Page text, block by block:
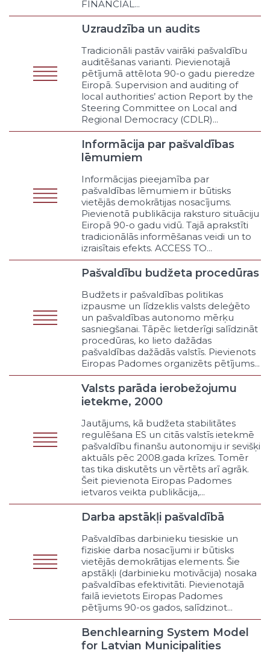
Vidējā vispārīgā
Vidējā profesionālā
Interešu
Eksaktā
Humanitārā
Augstākā akadēmiskā
Augstākā profesionālā
Zinātne zinātniskajos institūtos
Zinātne augstskolās
Zinātne privātajos uzņēmumos
Konferences un semināri
Pašvaldības pasūtīti pētījumi
Cita veida izglītība un zinātne
Kultūra un brīvais laiks
Izstādes
Azartspēles
Koncerti
Interešu izglītība
Jubilejas un svētki
Teātra un operas izrādes
Sēru un piemiņas pasākumi
Cita veida kultūras un brīvā laika
pasākumi
Sociālā drošība
Atbalsts trūcīgajiem
Atbalsts sociāli mazaizsargātajiem
Līdzdalības organizēšana
Mājokļa politika
Nodarbinātība
Atbalsts ģimenēm ar bērniem
Atbalsts sociālajai
uzņēmējdarbībai
Atbalsts vecajiem ļaudīm
Citi sociālās drošības pasākumi
Veselības aizsardzība
Slimnīcas pakalpojumi
Atbalsts sekundārajai
ambulatorajai veselības aprūpei
(speciālistu pieejamība)
Atbalsts ģimenes ārstiem
(vispārējās prakses ārstu
pieejamība)
Atbalsts sabiedrības veselības
pasākumiem
Atbalsts rehabilitācijas
pasākumiem
FINANCIAL...
Uzraudzība un audits
Tradicionāli pastāv vairāki pašvaldību
auditēšanas varianti. Pievienotajā
pētījumā attēlota 90-o gadu pieredze
Eiropā. Supervision and auditing of
local authorities’ action Report by the
Steering Committee on Local and
Regional Democracy (CDLR)...
Informācija par pašvaldības
lēmumiem
Informācijas pieejamība par
pašvaldības lēmumiem ir būtisks
vietējās demokrātijas nosacījums.
Pievienotā publikācija raksturo situāciju
Eiropā 90-o gadu vidū. Tajā aprakstīti
tradicionālās informēšanas veidi un to
izraisītais efekts. ACCESS TO...
Pašvaldību budžeta procedūras
Budžets ir pašvaldības politikas
izpausme un līdzeklis valsts deleģēto
un pašvaldības autonomo mērķu
sasniegšanai. Tāpēc lietderīgi salīdzināt
procedūras, ko lieto dažādas
pašvaldības dažādās valstīs. Pievienots
Eiropas Padomes organizēts pētījums...
Valsts parāda ierobežojumu
ietekme, 2000
Jautājums, kā budžeta stabilitātes
regulēšana ES un citās valstīs ietekmē
pašvaldību finanšu autonomiju ir sevišķi
aktuāls pēc 2008.gada krīzes. Tomēr
tas tika diskutēts un vērtēts arī agrāk.
Šeit pievienota Eiropas Padomes
ietvaros veikta publikācija,...
Darba apstākļi pašvaldībā
Pašvaldības darbinieku tiesiskie un
fiziskie darba nosacījumi ir būtisks
vietējās demokrātijas elements. Šie
apstākļi (darbinieku motivācija) nosaka
pašvaldības efektivitāti. Pievienotajā
failā ievietots Eiropas Padomes
pētījums 90-os gados, salīdzinot...
Benchlearning System Model
for Latvian Municipalities